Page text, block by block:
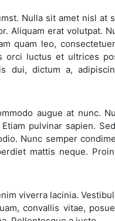
Nulla sit amet nisl at
Aliquam erat volutpat.
quam leo,
orci luctus et ultrices
dui, dictum a,
augue at nunc.
pulvinar sapien.
Nunc semper
mattis neque.
viverra lacinia.
convallis vitae,